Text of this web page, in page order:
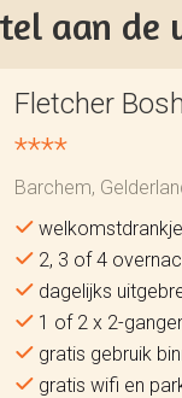
aan de
Fletcher
****
Barchem,
welkomstdrankje
2, 3 of 4
dagelijks
1 of 2 x 2-
gratis gebruik
gratis wifi en